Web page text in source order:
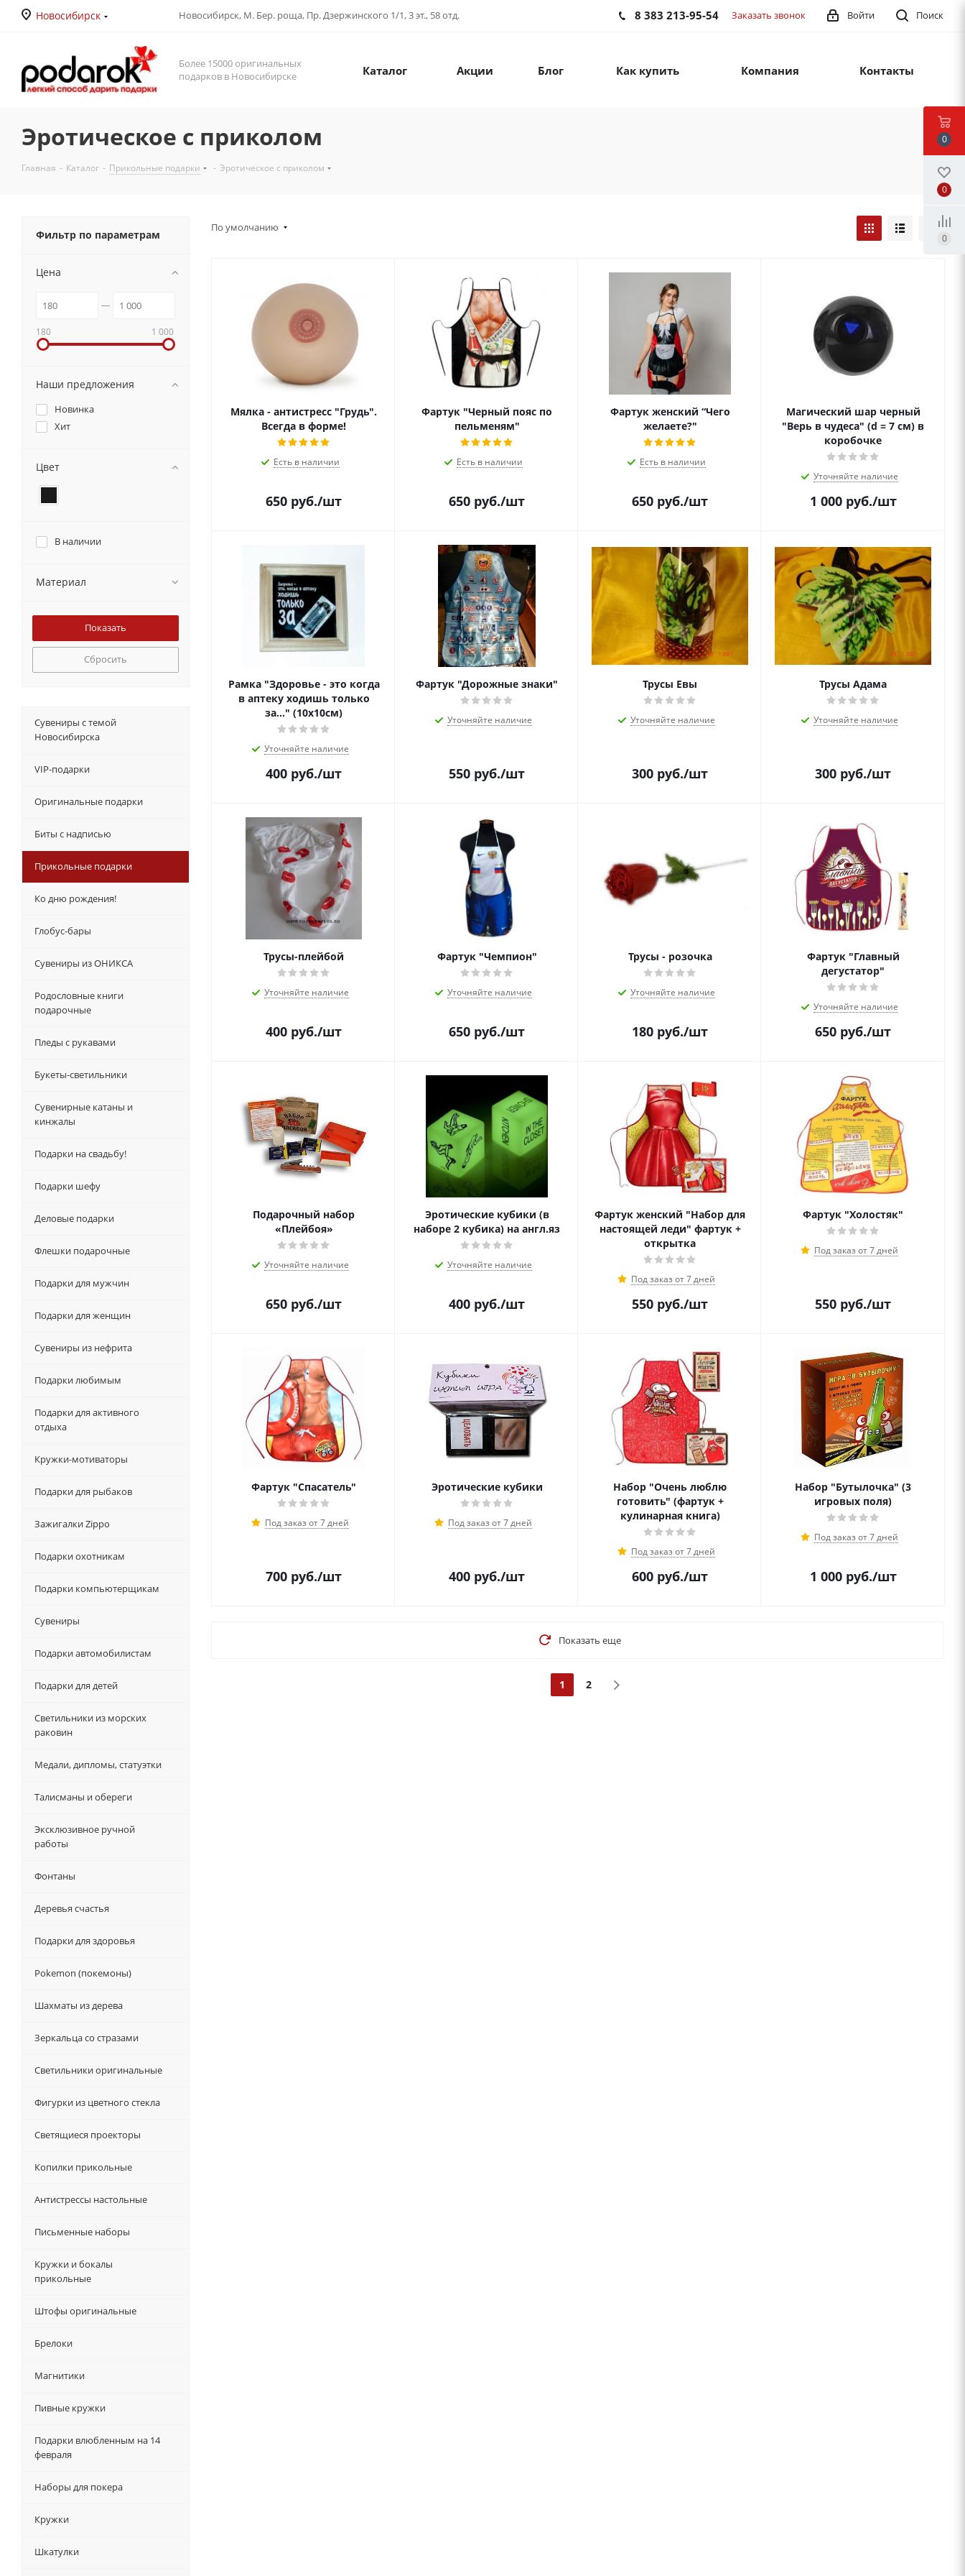
Новосибирск Новосибирск, М. Бер. роща, Пр. Дзержинского 1/1, 3 эт., 58 отд. Поиск
Войти
8 383 213-95-54 Заказать звонок
Более 15000 оригинальных
подарков в Новосибирске
Каталог Акции Блог Как купить Компания Контакты
Эротическое с приколом
Главная - Каталог - Прикольные подарки - Эротическое с приколом
По умолчанию
Мялка - антистресс "Грудь".
Всегда в форме!
Есть в наличии
650 руб./шт
Фартук "Черный пояс по
пельменям"
Есть в наличии
650 руб./шт
Фартук женский “Чего
желаете?"
Есть в наличии
650 руб./шт
Магический шар черный
"Верь в чудеса" (d = 7 см) в
коробочке
Уточняйте наличие
1 000руб./шт
Рамка "Здоровье - это когда
в аптеку ходишь только
за…" (10х10см)
Уточняйте наличие
400 руб./шт
Фартук "Дорожные знаки"
Уточняйте наличие
550 руб./шт
Трусы Евы
Уточняйте наличие
300 руб./шт
Трусы Адама
Уточняйте наличие
300 руб./шт
Трусы-плейбой
Уточняйте наличие
400 руб./шт
Фартук "Чемпион"
Уточняйте наличие
650 руб./шт
Трусы - розочка
Уточняйте наличие
180 руб./шт
Фартук "Главный
дегустатор"
Уточняйте наличие
650 руб./шт
Подарочный набор
«Плейбоя»
Уточняйте наличие
650 руб./шт
Эротические кубики (в
наборе 2 кубика) на англ.яз
Уточняйте наличие
400 руб./шт
Фартук женский "Набор для
настоящей леди" фартук +
открытка
Под заказ от 7 дней
550 руб./шт
Фартук "Холостяк"
Под заказ от 7 дней
550 руб./шт
Фартук "Спасатель"
Под заказ от 7 дней
700 руб./шт
Эротические кубики
Под заказ от 7 дней
400 руб./шт
Набор "Очень люблю
готовить" (фартук +
кулинарная книга)
Под заказ от 7 дней
600 руб./шт
Набор "Бутылочка" (3
игровых поля)
Под заказ от 7 дней
1 000руб./шт
Показать еще
1 2
Фильтр по параметрам
Цена
180 1 000
Наши предложения
Новинка
Хит
Цвет
В наличии
Материал
Сбросить
Сувениры с темой
Новосибирска
VIP-подарки
Оригинальные подарки
Биты с надписью
Прикольные подарки
Ко дню рождения!
Глобус-бары
Сувениры из ОНИКСА
Родословные книги
подарочные
Пледы с рукавами
Букеты-светильники
Сувенирные катаны и
кинжалы
Подарки на свадьбу!
Подарки шефу
Деловые подарки
Флешки подарочные
Подарки для мужчин
Подарки для женщин
Сувениры из нефрита
Подарки любимым
Подарки для активного
отдыха
Кружки-мотиваторы
Подарки для рыбаков
Зажигалки Zippo
Подарки охотникам
Подарки компьютерщикам
Сувениры
Подарки автомобилистам
Подарки для детей
Светильники из морских
раковин
Медали, дипломы, статуэтки
Талисманы и обереги
Эксклюзивное ручной
работы
Фонтаны
Деревья счастья
Подарки для здоровья
Pokemon (покемоны)
Шахматы из дерева
Зеркальца со стразами
Светильники оригинальные
Фигурки из цветного стекла
Светящиеся проекторы
Копилки прикольные
Антистрессы настольные
Письменные наборы
Кружки и бокалы
прикольные
Штофы оригинальные
Брелоки
Магнитики
Пивные кружки
Подарки влюбленным на 14
февраля
Наборы для покера
Кружки
Шкатулки
0
0
0